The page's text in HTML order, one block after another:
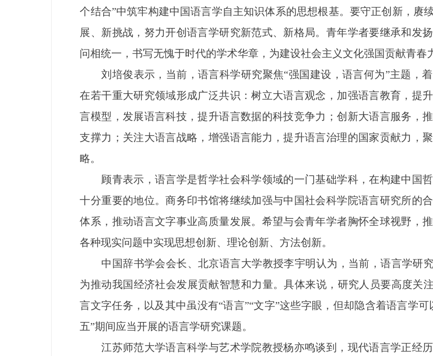
个结合”中筑牢构建中国语言学自主知识体系的思想根基。要守正创新，赓
展、新挑战，努力开创语言学研究新范式、新格局。青年学者要继承和发
问相统一，书写无愧于时代的学术华章，为建设社会主义文化强国贡献青春
刘培俊表示，当前，语言科学研究聚焦“强国建设，语言何为”主题，着
在若干重大研究领域形成广泛共识：树立大语言观念，加强语言教育，提
言模型，发展语言科技，提升语言数据的科技竞争力；创新大语言服务，
支撑力；关注大语言战略，增强语言能力，提升语言治理的国家贡献力，
略。
顾青表示，语言学是哲学社会科学领域的一门基础学科，在构建中国
十分重要的地位。商务印书馆将继续加强与中国社会科学院语言研究所的
体系，推动语言文字事业高质量发展。希望与会青年学者胸怀全球视野，
各种现实问题中实现思想创新、理论创新、方法创新。
中国辞书学会会长、北京语言大学教授李宇明认为，当前，语言学研究
为推动我国经济社会发展贡献智慧和力量。具体来说，研究人员要高度关
言文字任务，以及其中虽没有“语言”“文字”这些字眼，但却隐含着语言学
五”期间应当开展的语言学研究课题。
江苏师范大学语言科学与艺术学院教授杨亦鸣谈到，现代语言学正经